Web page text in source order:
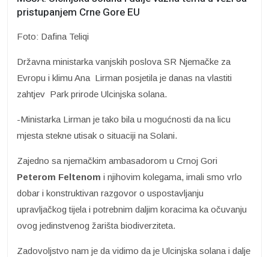
pristupanjem Crne Gore EU
Foto: Dafina Teliqi
Državna ministarka vanjskih poslova SR Njemačke za
Evropu i klimu Ana Lirman posjetila je danas na vlastiti
zahtjev Park prirode Ulcinjska solana.
-Ministarka Lirman je tako bila u mogućnosti da na licu
mjesta stekne utisak o situaciji na Solani.
Zajedno sa njemačkim ambasadorom u Crnoj Gori
Peterom Feltenom i njihovim kolegama, imali smo vrlo
dobar i konstruktivan razgovor o uspostavljanju
upravljačkog tijela i potrebnim daljim koracima ka očuvanju
ovog jedinstvenog žarišta biodiverziteta.
Zadovoljstvo nam je da vidimo da je Ulcinjska solana i dalje